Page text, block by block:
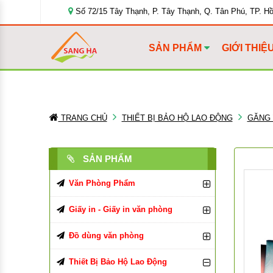
Số 72/15 Tây Thạnh, P. Tây Thạnh, Q. Tân Phú, TP.
SẢN PHẨM GIỚI
TRANG CHỦ THIẾT BỊ BẢO HỘ LAO ĐỘNG GĂNG
SẢN PHẨM
Văn Phòng Phẩm
Bút Viết Các Loại
Bút Bi
Bút Chì, Ruột Chì
Bìa Đựng Hồ Sơ
Bìa Màu
Tập, Vở, Sổ
Giấy in - Giấy in văn phòng
Giấy In, Giấy Photocopy
Giấy in Double A
Giấy văn phòng
Đồ dùng văn phòng
Đồ Dùng Văn Phòng Phẩm
Thiết Bị Bảo Hộ Lao Động